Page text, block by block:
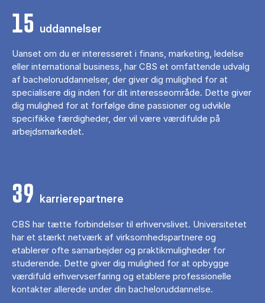
15 uddannelser
Uanset om du er interesseret i finans, marketing, ledelse
eller international business, har CBS et omfattende udvalg
af bacheloruddannelser, der giver dig mulighed for at
specialisere dig inden for dit interesseområde. Dette giver
dig mulighed for at forfølge dine passioner og udvikle
specifikke færdigheder, der vil være værdifulde på
arbejdsmarkedet.
39 karrierepartnere
CBS har tætte forbindelser til erhvervslivet. Universitetet
har et stærkt netværk af virksomhedspartnere og
etablerer ofte samarbejder og praktikmuligheder for
studerende. Dette giver dig mulighed for at opbygge
værdifuld erhvervserfaring og etablere professionelle
kontakter allerede under din bacheloruddannelse.